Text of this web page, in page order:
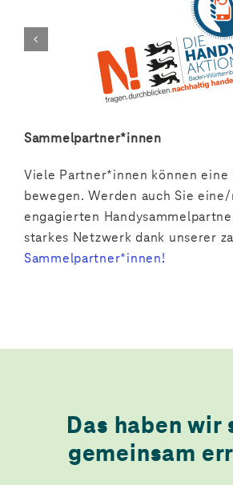
Sammelpartner*innen
Viele Partner*innen können eine
bewegen. Werden auch Sie
engagierten
starkes Netzwerk dank unserer
Sammelpartner*innen!
Das haben wir
gemeinsam